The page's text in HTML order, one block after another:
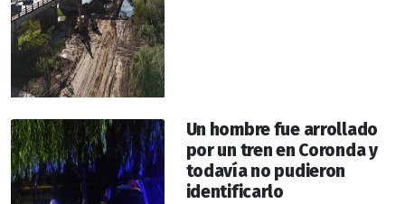
Un hombre fue arrollado
por un tren en Coronda y
todavía no pudieron
identificarlo